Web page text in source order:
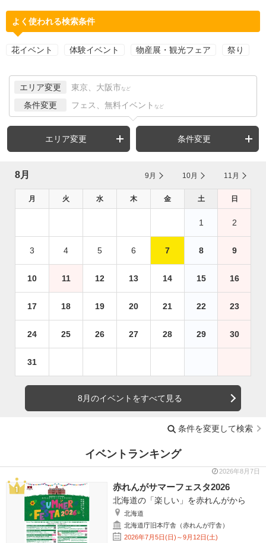
よく使われる検索条件
花イベント 体験イベント 物産展・観光フェア 祭り
エリア変更 東京、大阪市 など
条件変更 フェス、無料イベント など
エリア変更 条件変更
8月 9月 10月 11月
月 火 水 木 金 土 日
1 2
3 4 5 6 7 8 9
10 11 12 13 14 15 16
17 18 19 20 21 22 23
24 25 26 27 28 29 30
31
8月のイベントをすべて見る
条件を変更して検索
イベントランキング
2026年8月7日
赤れんがサマーフェスタ2026
北海道の「楽しい」を赤れんがから
北海道
北海道庁旧本庁舎（赤れんが庁舎）
2026年7月5日(日)～9月12日(土)